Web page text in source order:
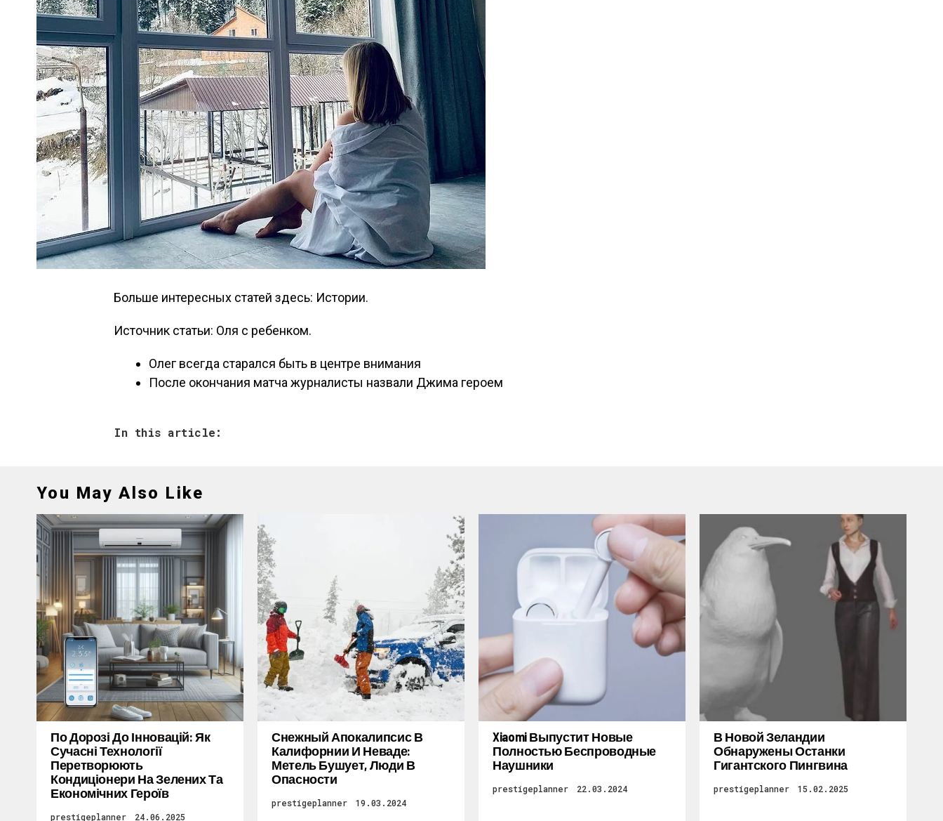
Больше интересных статей здесь: Истории.
Источник статьи: Оля с ребенком.
Олег всегда старался быть в центре внимания
После окончания матча журналисты назвали Джима героем
In this article:
You May Also Like
По Дорозі До Інновацій: Як
Сучасні Технології
Перетворюють
Кондиціонери На Зелених Та
Економічних Героїв
prestigeplanner 24.06.2025
Снежный Апокалипсис В
Калифорнии И Неваде:
Метель Бушует, Люди В
Опасности
prestigeplanner 19.03.2024
Xiaomi Выпустит Новые
Полностью Беспроводные
Наушники
prestigeplanner 22.03.2024
В Новой Зеландии
Обнаружены Останки
Гигантского Пингвина
prestigeplanner 15.02.2025